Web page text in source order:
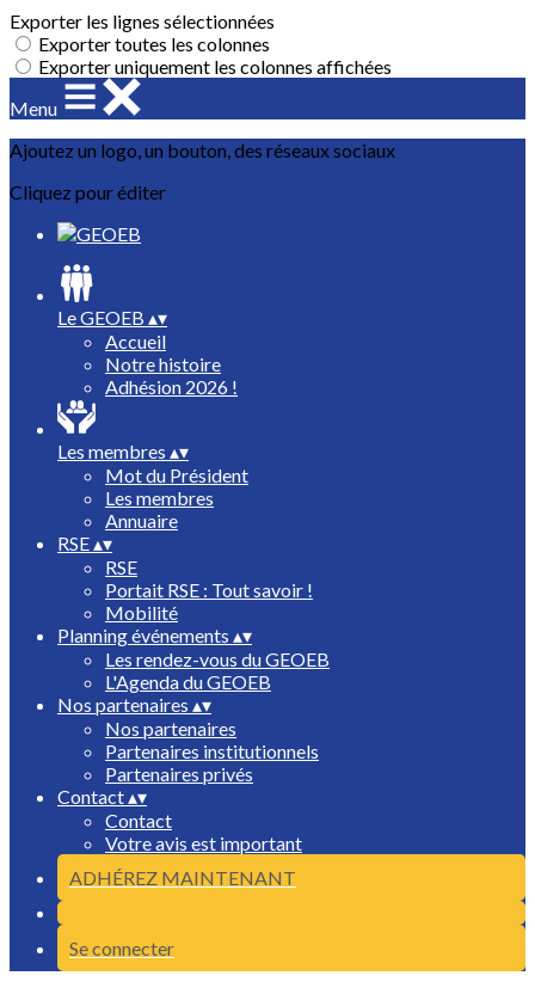
Exporter les lignes sélectionnées
Exporter toutes les colonnes
Exporter uniquement les colonnes affichées
Menu
Ajoutez un logo, un bouton, des réseaux sociaux
Cliquez pour éditer
Le GEOEB ▴▾
Accueil
Notre histoire
Adhésion 2026 !
Les membres ▴▾
Mot du Président
Les membres
Annuaire
RSE▴▾
RSE
Portait RSE : Tout savoir !
Mobilité
Planning événements ▴▾
Les rendez-vous du GEOEB
L'Agenda du GEOEB
Nos partenaires ▴▾
Nos partenaires
Partenaires institutionnels
Partenaires privés
Contact▴▾
Contact
Votre avis est important
ADHÉREZ MAINTENANT
Se connecter